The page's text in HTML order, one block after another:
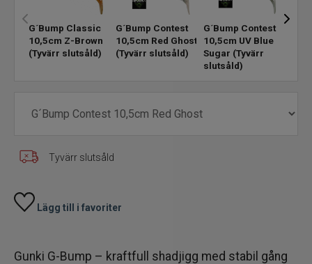
Havsfiske
Trollingbeten
Småplock
Tillbehör
G´Bump Classic
10,5cm Z-Brown
(Tyvärr slutsåld)
G´Bump Contest
10,5cm Red Ghost
(Tyvärr slutsåld)
G´Bump Contest
10,5cm UV Blue
Sugar (Tyvärr
slutsåld)
Tyvärr slutsåld
Lägg till i favoriter
Gunki G-Bump – kraftfull shadjigg med stabil gång